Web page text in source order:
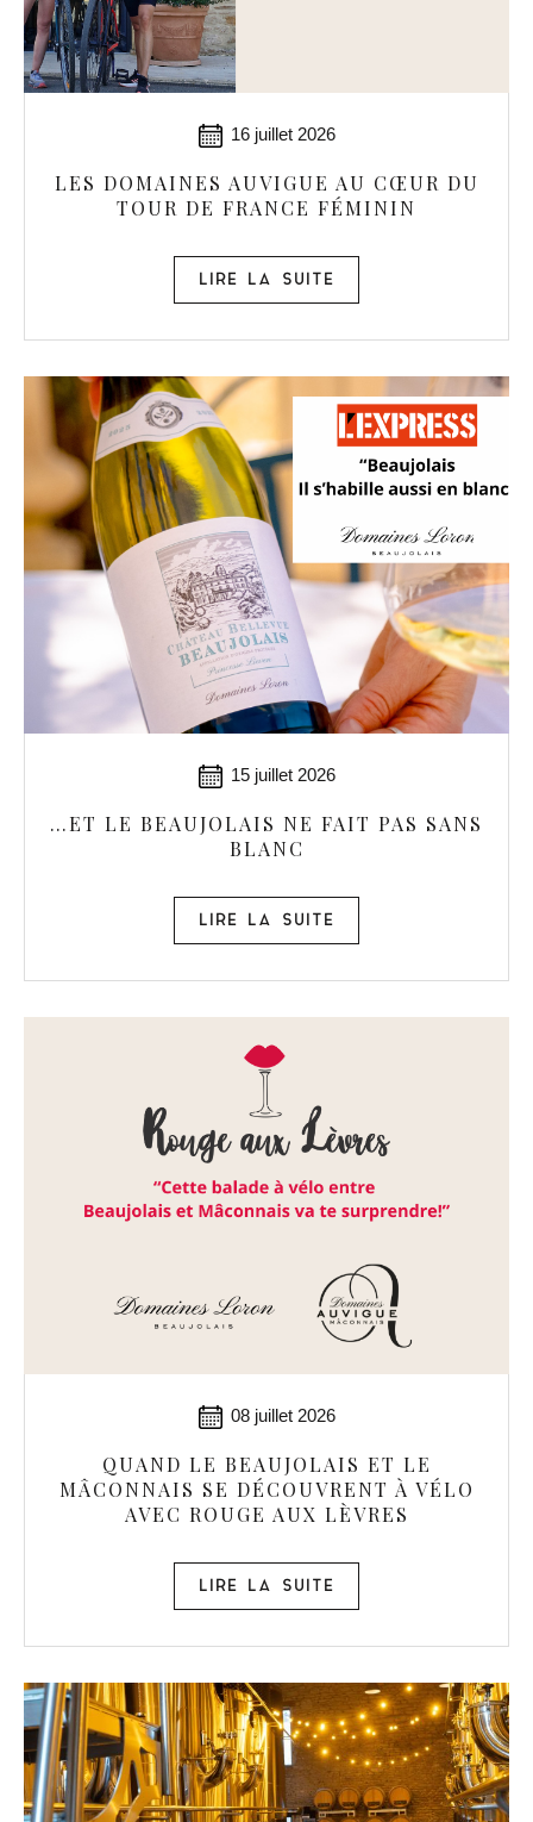
16 juillet 2026
LES DOMAINES AUVIGUE AU CŒUR DU
TOUR DE FRANCE FÉMININ
LIRE LA SUITE
15 juillet 2026
…ET LE BEAUJOLAIS NE FAIT PAS SANS
BLANC
LIRE LA SUITE
08 juillet 2026
QUAND LE BEAUJOLAIS ET LE
MÂCONNAIS SE DÉCOUVRENT À VÉLO
AVEC ROUGE AUX LÈVRES
LIRE LA SUITE